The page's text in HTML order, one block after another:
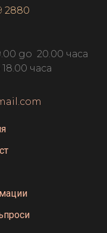
2880
до 20.00 часа
часа